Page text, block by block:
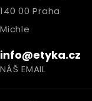
140 00 Praha
Michle
info@etyka.cz
NÁŠ EMAIL